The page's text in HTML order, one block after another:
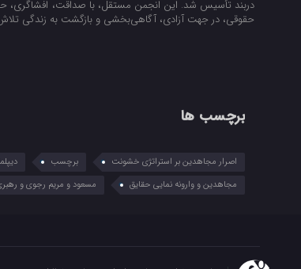
دربند تأسیس شد. این انجمن مستقل، با صداقت، افشاگری،
حقوقی، در جهت آزادی، آگاهی‌بخشی و بازگشت به زندگی
برچسب ها
اصرار مجاهدین بر استراتژی خشونت برچسب
مجاهدین و وارونه نمایی حقایق
مسعود و مریم رجوی و